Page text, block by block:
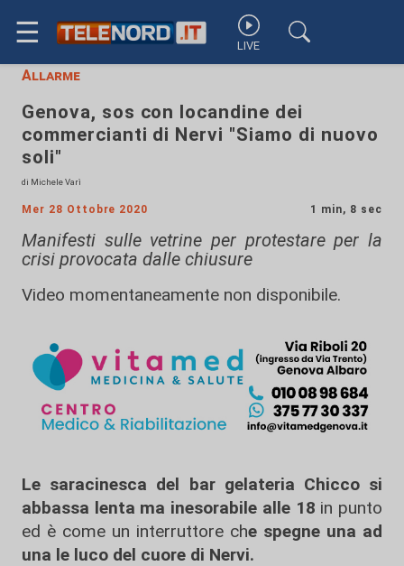
☰ LIVE
Allarme
Genova, sos con locandine dei
commercianti di Nervi "Siamo di nuovo
soli"
di Michele Varì
Mer 28 Ottobre 2020 1 min, 8 sec
Manifesti sulle vetrine per protestare per la
crisi provocata dalle chiusure
Video momentaneamente non disponibile.
Le saracinesca del bar gelateria Chicco si
abbassa lenta ma inesorabile alle 18 in punto
ed è come un interruttore che spegne una ad
una le luco del cuore di Nervi.